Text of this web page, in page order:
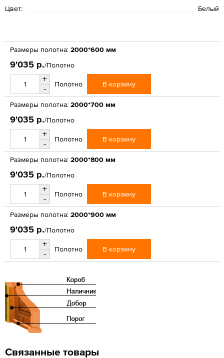
Цвет:
Белый
Размеры полотна: 2000*600 мм
9'035 р./Полотно
+
-
Полотно В корзину
Размеры полотна: 2000*700 мм
9'035 р./Полотно
+
-
Полотно В корзину
Размеры полотна: 2000*800 мм
9'035 р./Полотно
+
-
Полотно В корзину
Размеры полотна: 2000*900 мм
9'035 р./Полотно
+
-
Полотно В корзину
Связанные товары